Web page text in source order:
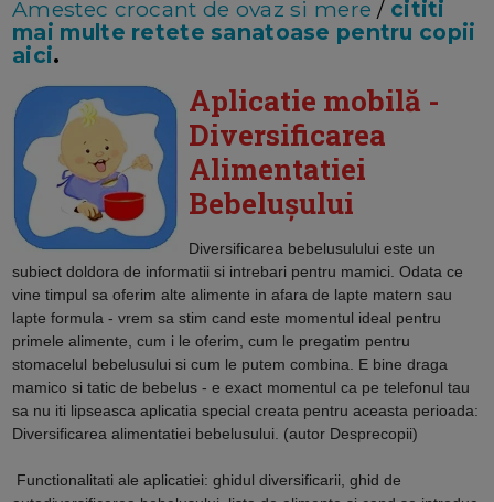
Amestec crocant de ovaz si mere / cititi
mai multe retete sanatoase pentru copii
aici.
Aplicatie mobilă -
Diversificarea
Alimentatiei
Bebelușului
Diversificarea bebelusulului este un
subiect doldora de informatii si intrebari pentru mamici. Odata ce
vine timpul sa oferim alte alimente in afara de lapte matern sau
lapte formula - vrem sa stim cand este momentul ideal pentru
primele alimente, cum i le oferim, cum le pregatim pentru
stomacelul bebelusului si cum le putem combina. E bine draga
mamico si tatic de bebelus - e exact momentul ca pe telefonul tau
sa nu iti lipseasca aplicatia special creata pentru aceasta perioada:
Diversificarea alimentatiei bebelusului. (autor Desprecopii)
Functionalitati ale aplicatiei: ghidul diversificarii, ghid de